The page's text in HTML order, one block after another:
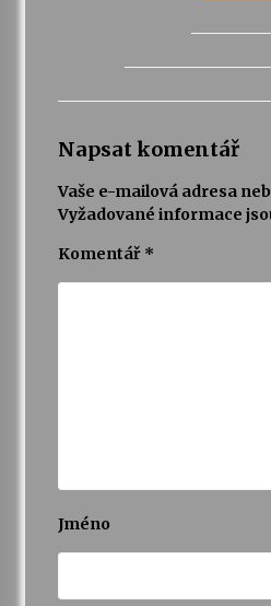
Napsat komentář
Vaše e-mailová adresa
Vyžadované informace
Komentář *
Jméno